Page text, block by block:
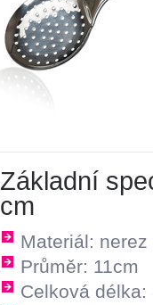
Základní
cm
Materiál: nerez
Průměr: 11cm
Celková délka: